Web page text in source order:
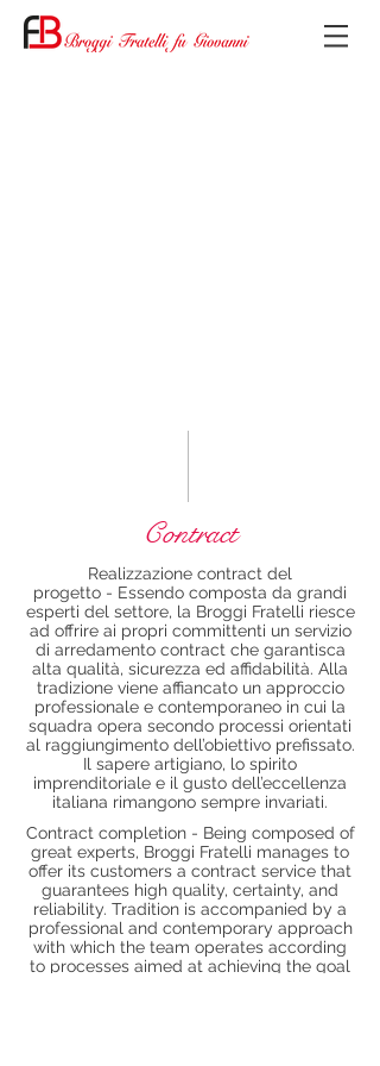
Contract
Contract completion - Being composed of
great experts, Broggi Fratelli manages to
offer its customers a contract service that
guarantees high quality, certainty, and
reliability. Tradition is accompanied by a
professional and contemporary approach
with which the team operates according
to processes aimed at achieving the goal
Realizzazione contract del
progetto - Essendo composta da grandi
esperti del settore, la Broggi Fratelli riesce
ad offrire ai propri committenti un servizio
di arredamento contract che garantisca
alta qualità, sicurezza ed affidabilità. Alla
tradizione viene affiancato un approccio
professionale e contemporaneo in cui la
squadra opera secondo processi orientati
al raggiungimento dell’obiettivo prefissato.
Il sapere artigiano, lo spirito
imprenditoriale e il gusto dell’eccellenza
italiana rimangono sempre invariati.